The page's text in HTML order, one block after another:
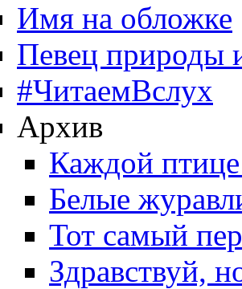
Имя на обложке
Певец природы
#ЧитаемВслух
Архив
Каждой
Белые
Тот самый
Здравствуй,